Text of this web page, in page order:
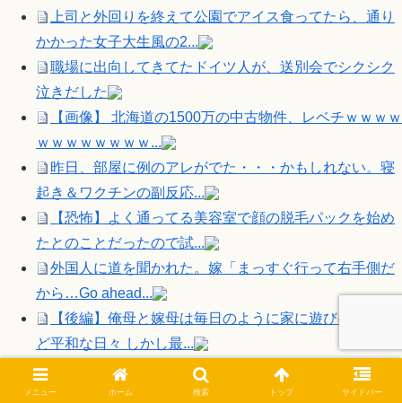
上司と外回りを終えて公園でアイス食ってたら、通り
かかった女子大生風の2...
職場に出向してきてたドイツ人が、送別会でシクシク
泣きだした
【画像】 北海道の1500万の中古物件、レベチｗｗｗｗ
ｗｗｗｗｗｗｗｗ...
昨日、部屋に例のアレがでた・・・かもしれない。寝
起き＆ワクチンの副反応...
【恐怖】よく通ってる美容室で顔の脱毛パックを始め
たとのことだったので試...
外国人に道を聞かれた。嫁「まっすぐ行って右手側だ
から…Go ahead...
【後編】俺母と嫁母は毎日のように家に遊びに来るな
ど平和な日々 しかし最...
Powered by livedoor 相互RSS
■逆アクセスランキング
メニュー ホーム 検索 トップ サイドバー